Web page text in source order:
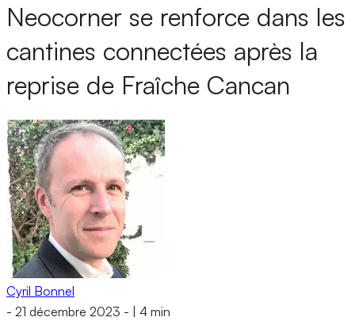
Neocorner se renforce dans les
cantines connectées après la
reprise de Fraîche Cancan
Cyril Bonnel
- 21 décembre 2023 - 4 min